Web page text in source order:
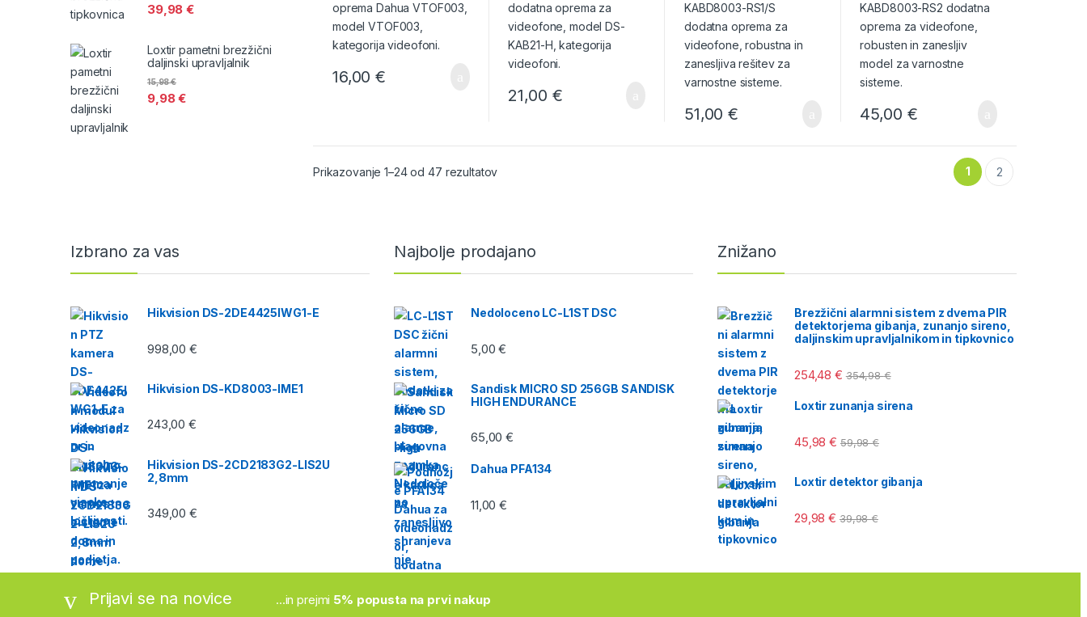
16,00€
21,00 €
51,00€ 45,00 €
Prikazovanje 1–24 od 47 rezultatov 1 2
39,98€
Loxtir pametni brezžični
daljinski upravljalnik
9,98€
15,98€
Izbrano za vas
Hikvision DS-2DE4425IWG1-E
998,00€
Hikvision DS-KD8003-IME1
243,00€
Hikvision DS-2CD2183G2-LIS2U
2,8mm
349,00€
Najbolje prodajano
Nedoloceno LC-L1ST DSC
5,00€
Sandisk MICRO SD 256GB SANDISK
HIGH ENDURANCE
65,00€
Dahua PFA134
11,00€
Znižano
Brezžični alarmni sistem z dvema PIR
detektorjema gibanja, zunanjo sireno,
daljinskim upravljalnikom in tipkovnico
254,48€ 354,98€
Loxtir zunanja sirena
45,98€ 59,98€
Loxtir detektor gibanja
29,98€ 39,98€
Prijavi se na novice ...in prejmi 5% popusta na prvi nakup